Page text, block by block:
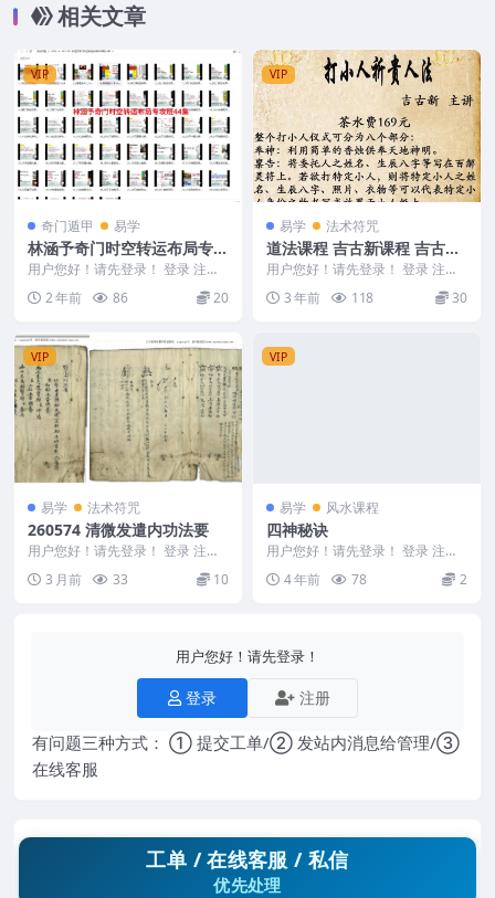
相关文章
VIP
奇门遁甲 易学
林涵予奇门时空转运布局专攻
班44集
用户您好！请先登录！ 登录 注册
林涵予奇门时空转运布局专攻班44
集 24112...
2 年前 86 20
VIP
易学 法术符咒
道法课程 吉古新课程 吉古打
小人 祈贵人法 招贵人 视频
+文档讲义
用户您好！请先登录！ 登录 注册
吉古新打小人5.8号此课程各人看
法不同， 道家...
3 年前 118 30
VIP
易学 法术符咒
260574 清微发遣内功法要
用户您好！请先登录！ 登录 注册
清微发遣内功法要 260574 ...
3 月前 33 10
VIP
易学 风水课程
四神秘诀
用户您好！请先登录！ 登录 注册
4 年前 78 2
用户您好！请先登录！
登录 注册
有问题三种方式： ① 提交工单/② 发站内消息给管理/③
在线客服
工单 / 在线客服 / 私信
优先处理